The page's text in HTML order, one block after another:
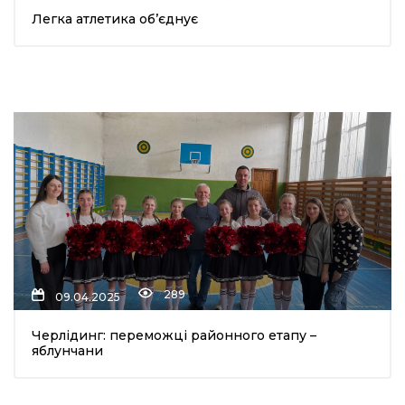
вісті
Легка атлетика об’єднує
09.04.2025 289
Черлідинг: переможці районного етапу –
яблунчани